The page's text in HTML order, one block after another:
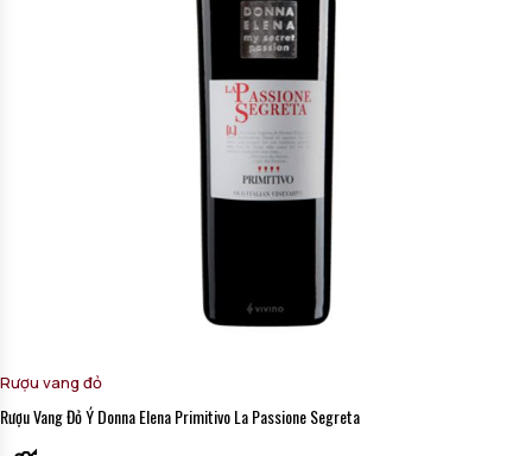
Rượu vang đỏ
Rượu Vang Đỏ Ý Donna Elena Primitivo La Passione Segreta